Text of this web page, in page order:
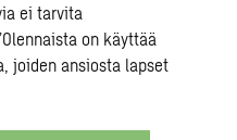
ei tarvita
on käyttää
joiden ansiosta lapset